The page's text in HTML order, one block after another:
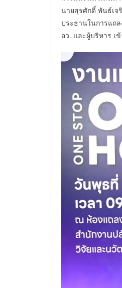
นายสุรศักดิ์ พันธ์เจ
ประธานในการแถ
อว. และผู้บริหาร เ